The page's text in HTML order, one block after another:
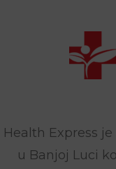
Health Express
u Banjoj Luci